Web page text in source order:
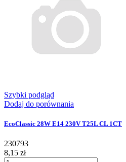
Szybki podgląd
Dodaj do porównania
EcoClassic 28W E14 230V T25L CL 1CT
230793
8,15 zł